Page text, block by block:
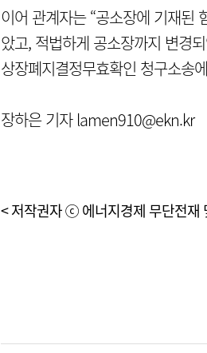
이어 관계자는 “공소장에 기재된
았고, 적법하게 공소장까지 변경
상장폐지결정무효확인 청구소송
장하은 기자 lamen910@ekn.kr
< 저작권자 ⓒ 에너지경제 무단전재